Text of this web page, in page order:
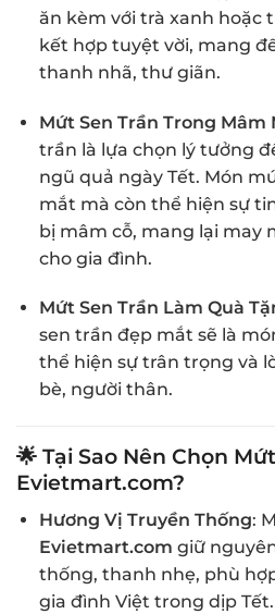
ăn kèm với trà xanh hoặc
kết hợp tuyệt vời, mang
thanh nhã, thư giãn.
Mứt Sen Trần Trong Mâm
trần là lựa chọn lý tưởng
ngũ quả ngày Tết. Món
mắt mà còn thể hiện sự
bị mâm cỗ, mang lại may
cho gia đình.
Mứt Sen Trần Làm Quà
sen trần đẹp mắt sẽ là
thể hiện sự trân trọng và
bè, người thân.
🌟 Tại Sao Nên Chọn
Evietmart.com?
Hương Vị Truyền Thống:
Evietmart.com giữ
thống, thanh nhẹ, phù
gia đình Việt trong dịp Tết.